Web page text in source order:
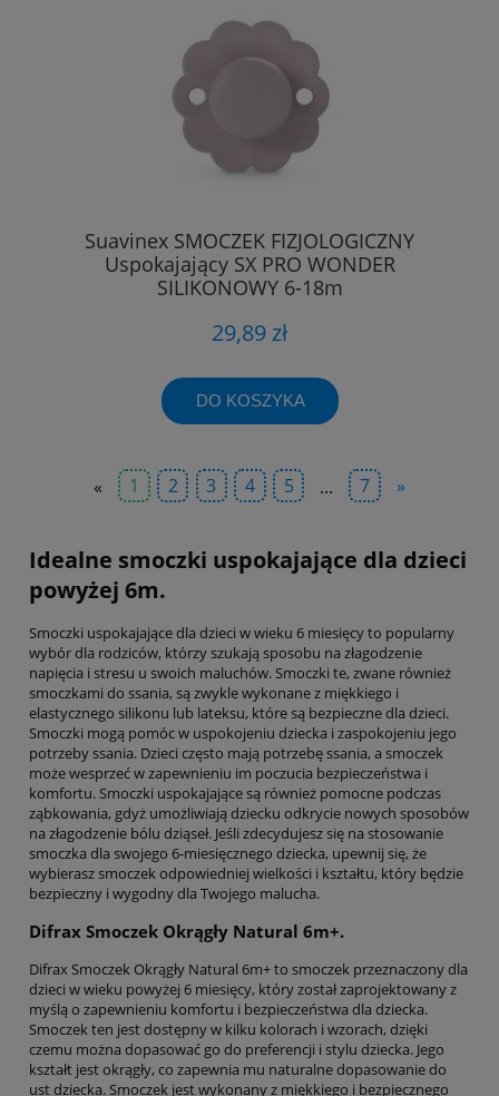
Suavinex SMOCZEK FIZJOLOGICZNY
Uspokajający SX PRO WONDER
SILIKONOWY 6-18m
29,89 zł
DO KOSZYKA
« 1 2 3 4 5 ... 7 »
Idealne smoczki uspokajające dla dzieci
powyżej 6m.
Smoczki uspokajające dla dzieci w wieku 6 miesięcy to popularny
wybór dla rodziców, którzy szukają sposobu na złagodzenie
napięcia i stresu u swoich maluchów. Smoczki te, zwane również
smoczkami do ssania, są zwykle wykonane z miękkiego i
elastycznego silikonu lub lateksu, które są bezpieczne dla dzieci.
Smoczki mogą pomóc w uspokojeniu dziecka i zaspokojeniu jego
potrzeby ssania. Dzieci często mają potrzebę ssania, a smoczek
może wesprzeć w zapewnieniu im poczucia bezpieczeństwa i
komfortu. Smoczki uspokajające są również pomocne podczas
ząbkowania, gdyż umożliwiają dziecku odkrycie nowych sposobów
na złagodzenie bólu dziąseł. Jeśli zdecydujesz się na stosowanie
smoczka dla swojego 6-miesięcznego dziecka, upewnij się, że
wybierasz smoczek odpowiedniej wielkości i kształtu, który będzie
bezpieczny i wygodny dla Twojego malucha.
Difrax Smoczek Okrągły Natural 6m+.
Difrax Smoczek Okrągły Natural 6m+ to smoczek przeznaczony dla
dzieci w wieku powyżej 6 miesięcy, który został zaprojektowany z
myślą o zapewnieniu komfortu i bezpieczeństwa dla dziecka.
Smoczek ten jest dostępny w kilku kolorach i wzorach, dzięki
czemu można dopasować go do preferencji i stylu dziecka. Jego
kształt jest okrągły, co zapewnia mu naturalne dopasowanie do
ust dziecka. Smoczek jest wykonany z miękkiego i bezpiecznego